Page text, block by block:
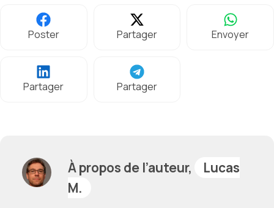
Poster Partager Envoyer
Partager Partager
À propos de l’auteur,
Lucas
M.